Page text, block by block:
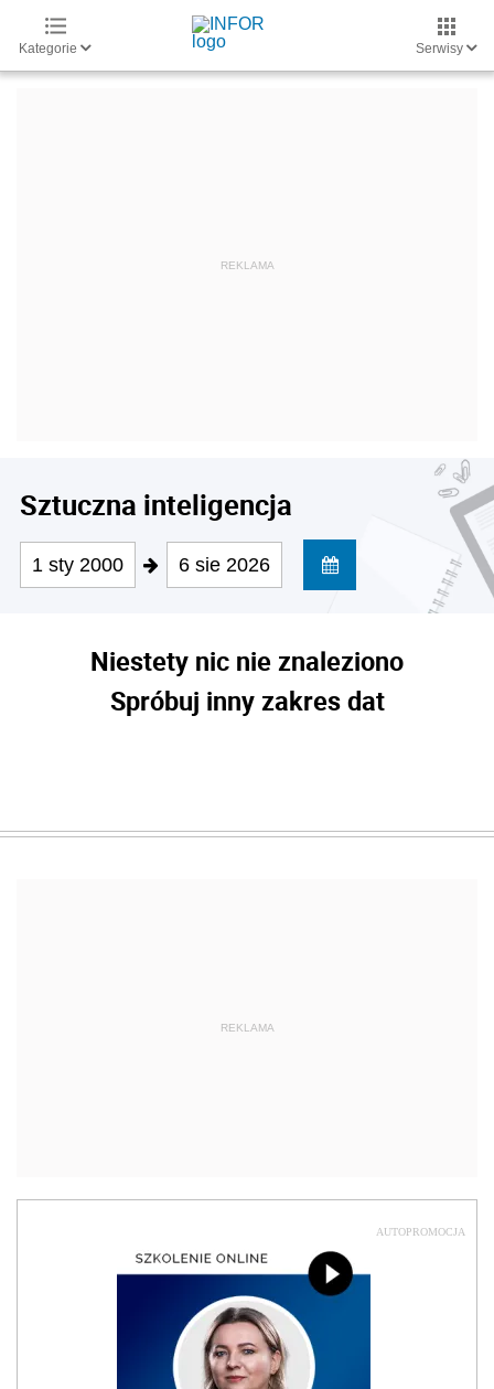
Kategorie Serwisy
Sztuczna inteligencja
1 sty 2000 6 sie 2026
Niestety nic nie znaleziono
Spróbuj inny zakres dat
REKLAMA
AUTOPROMOCJA